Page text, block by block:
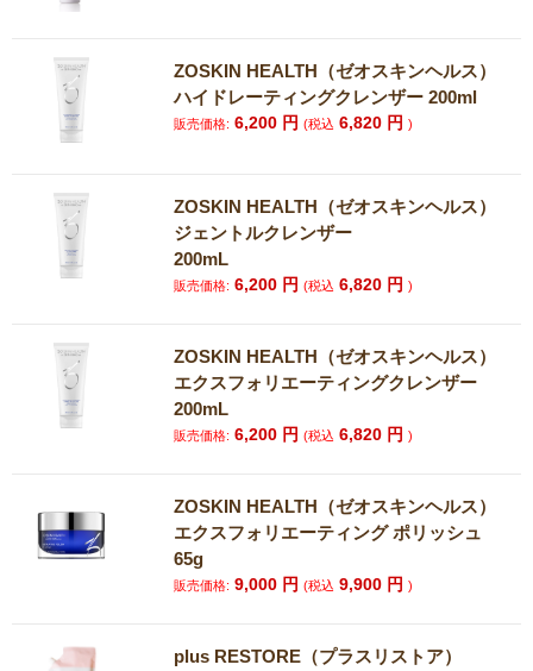
ZOSKIN HEALTH（ゼオスキンヘルス）
ハイドレーティングクレンザー 200ml
販売価格: 6,200 円(税込 6,820 円)
ZOSKIN HEALTH（ゼオスキンヘルス）
ジェントルクレンザー
200mL
販売価格: 6,200 円(税込 6,820 円)
ZOSKIN HEALTH（ゼオスキンヘルス）
エクスフォリエーティングクレンザー
200mL
販売価格: 6,200 円(税込 6,820 円)
ZOSKIN HEALTH（ゼオスキンヘルス）
エクスフォリエーティング ポリッシュ
65g
販売価格: 9,000 円(税込 9,900 円)
plus RESTORE（プラスリストア）